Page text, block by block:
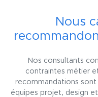
Nous
Nos consultants
contraintes métier
recommandations
équipes projet, design